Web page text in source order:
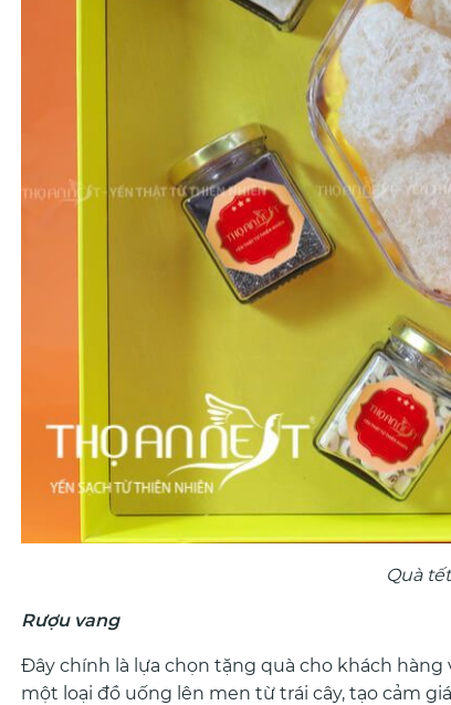
Quà
Rượu vang
Đây chính là lựa chọn tặng quà cho khách
một loại đồ uống lên men từ trái cây, tạo cảm